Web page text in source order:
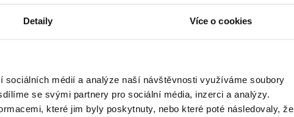
Detaily Více o cookies
médií a analýze naší návštěvnosti využíváme soubory
se svými partnery pro sociální média, inzerci a analýzy.
které jim byly poskytnuty, nebo které poté následovaly, že